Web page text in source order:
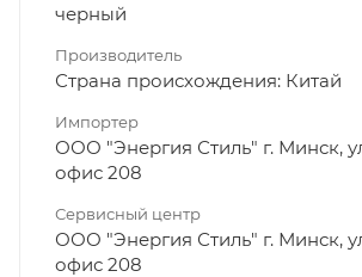
черный
Производитель
Страна происхождения: Китай
Импортер
ООО "Энергия Стиль" г. Минск,
офис 208
Сервисный центр
ООО "Энергия Стиль" г. Минск,
офис 208